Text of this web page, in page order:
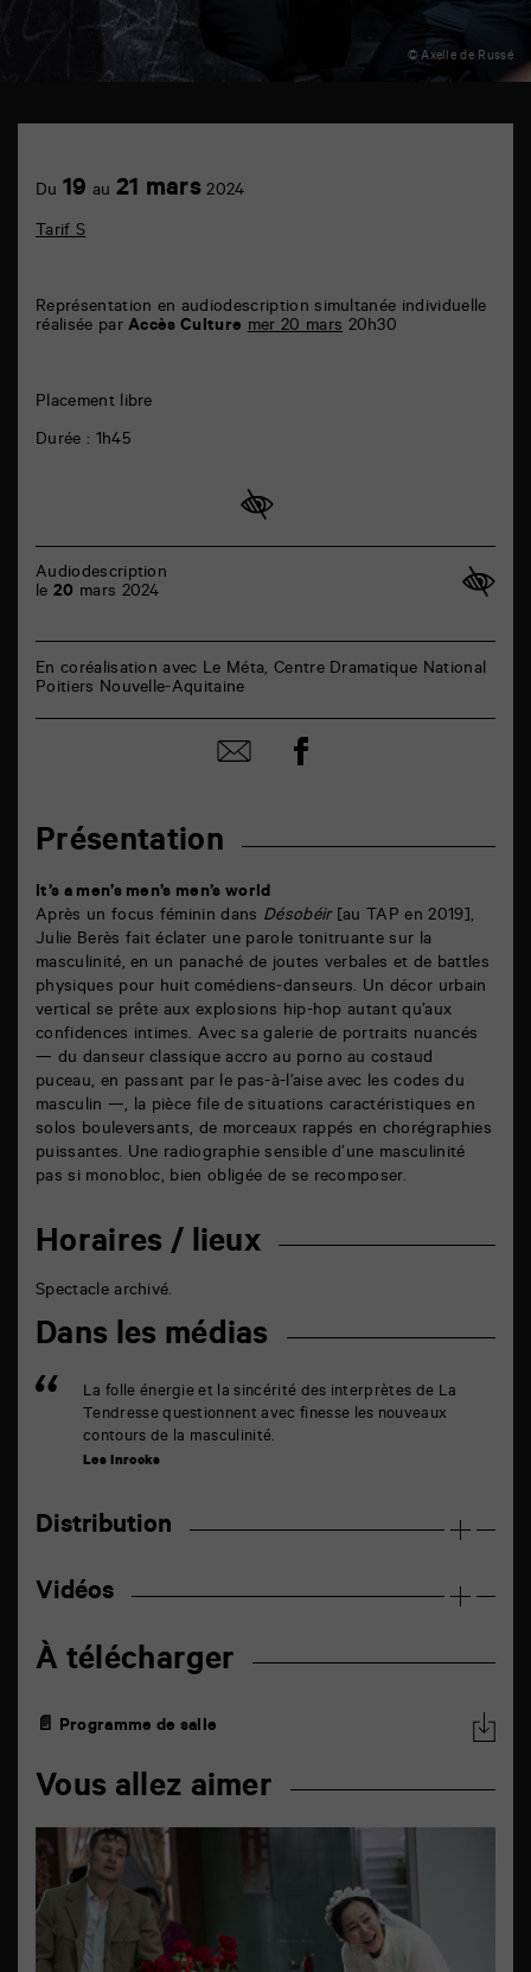
© Axelle de Russé
Présentation
It’s a men’s men’s men’s world
Après un focus féminin dans Désobéir[au TAP en 2019],
Julie Berès fait éclater une parole tonitruante sur la
masculinité, en un panaché de joutes verbales et de battles
physiques pour huit comédiens-danseurs. Un décor urbain
vertical se prête aux explosions hip-hop autant qu’aux
confidences intimes. Avec sa galerie de portraits nuancés
— du danseur classique accro au porno au costaud
puceau, en passant par le pas-à-l’aise avec les codes du
masculin —, la pièce file de situations caractéristiques en
solos bouleversants, de morceaux rappés en chorégraphies
puissantes. Une radiographie sensible d’une masculinité
pas si monobloc, bien obligée de se recomposer.
Horaires / lieux
Spectacle archivé.
Dans les médias
La folle énergie et la sincérité des interprètes de La
Tendresse questionnent avec finesse les nouveaux
contours de la masculinité.
Les Inrocks
Distribution
Vidéos
À télécharger
📄 Programme de salle
Vous allez aimer
Achetez
en
Du 19 au 21 mars 2024
Tarif S
Représentation en audiodescription simultanée individuelle
réalisée parAccès Culture mer 20 mars 20h30
Placement libre
Durée : 1h45
Audiodescription
le 20 mars 2024
En coréalisation avec Le Méta, Centre Dramatique National
Poitiers Nouvelle-Aquitaine
Partager
par
Partager
sur